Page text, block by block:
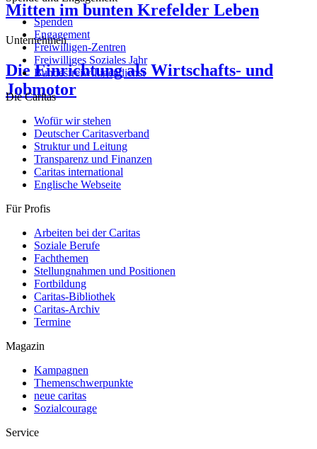
Mitten im bunten Krefelder Leben
Unternehmen
Die Einrichtung als Wirtschafts- und
Jobmotor
Spenden
Engagement
Freiwilligen-Zentren
Freiwilliges Soziales Jahr
Bundesfreiwilligendienst
Die Caritas
Wofür wir stehen
Deutscher Caritasverband
Struktur und Leitung
Transparenz und Finanzen
Caritas international
Englische Webseite
Für Profis
Arbeiten bei der Caritas
Soziale Berufe
Fachthemen
Stellungnahmen und Positionen
Fortbildung
Caritas-Bibliothek
Caritas-Archiv
Termine
Magazin
Kampagnen
Themenschwerpunkte
neue caritas
Sozialcourage
Service